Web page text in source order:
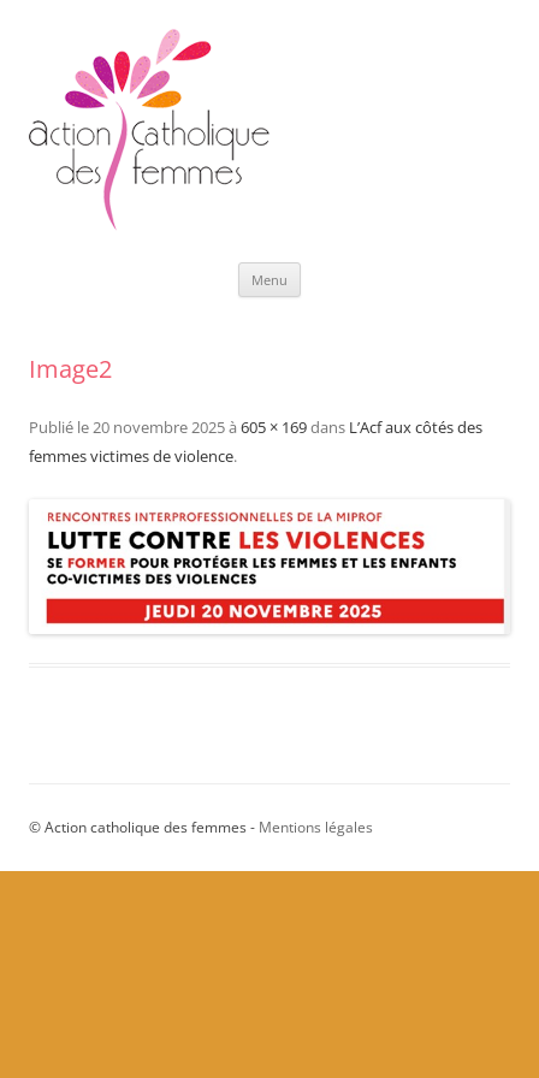
Menu
Image2
Publié le20 novembre 2025à 605 × 169dans L’Acf aux côtés des
femmes victimes de violence.
© Action catholique des femmes - Mentions légales